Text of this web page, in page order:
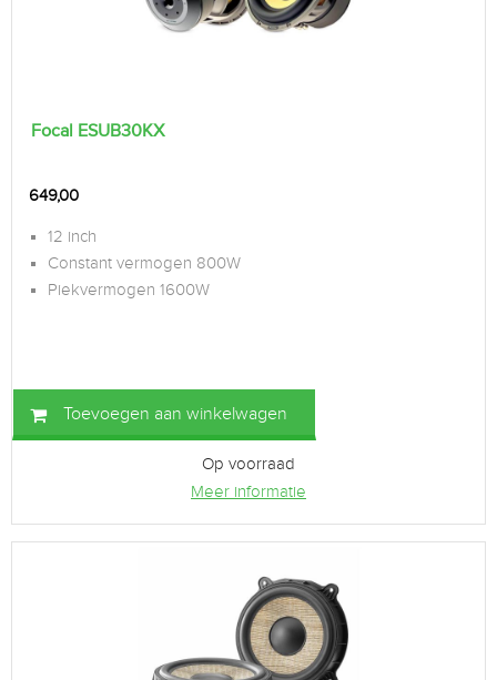
Focal ESUB30KX
649,00
12 inch
Constant vermogen 800W
Piekvermogen 1600W
Toevoegen aan winkelwagen
Op voorraad
Meer informatie